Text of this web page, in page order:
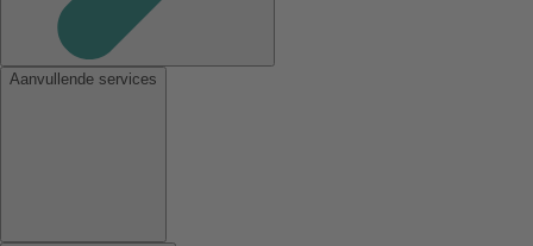
Aanvullende services